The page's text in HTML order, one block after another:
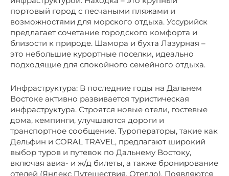
портовый город с песчаными пляжами и
возможностями для морского отдыха. Уссурийск
предлагает сочетание городского комфорта и
близости к природе. Шамора и бухта Лазурная –
это небольшие курортные поселки, идеально
подходящие для спокойного семейного отдыха.
Инфраструктура: В последние годы на Дальнем
Востоке активно развивается туристическая
инфраструктура. Строятся новые отели, гостевые
дома, кемпинги, улучшаются дороги и
транспортное сообщение. Туроператоры, такие как
Дельфин и CORAL TRAVEL, предлагают широкий
выбор туров и путевок по Дальнему Востоку,
включая авиа- и ж/д билеты, а также бронирование
отелей (Яндекс Путешествия, Отелло). Появляются